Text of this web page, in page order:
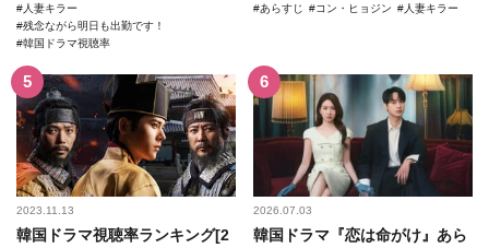
人妻キラー
残念ながら明日も出勤です！
韓国ドラマ視聴率
あらすじ コン・ヒョジン 人妻キラー
2023.11.13
韓国ドラマ視聴率ランキング[2
2026.07.03
韓国ドラマ『恋は命がけ』あら